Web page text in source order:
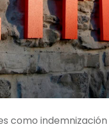
como